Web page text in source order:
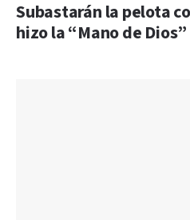
Subastarán la pelota
hizo la “Mano de